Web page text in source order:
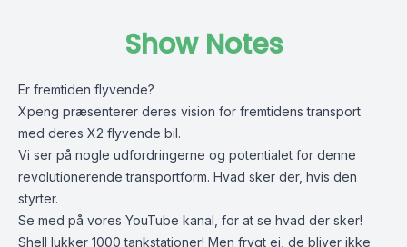
Show Notes
Er fremtiden flyvende?
Xpeng præsenterer deres vision for fremtidens transport
med deres X2 flyvende bil.
Vi ser på nogle udfordringerne og potentialet for denne
revolutionerende transportform. Hvad sker der, hvis den
styrter.
Se med på vores YouTube kanal, for at se hvad der sker!
Shell lukker 1000 tankstationer! Men frygt ej, de bliver ikke